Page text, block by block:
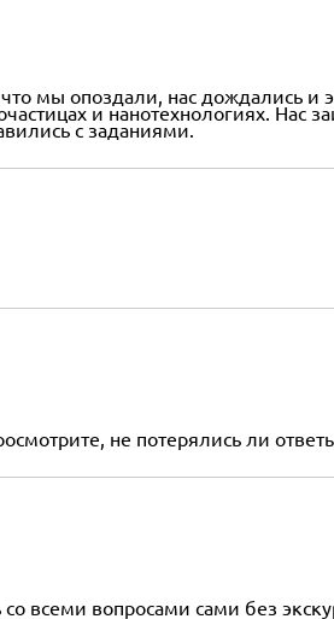
мы опоздали, нас дождались и
и нанотехнологиях. Нас
с заданиями.
не потерялись ли
всеми вопросами сами без